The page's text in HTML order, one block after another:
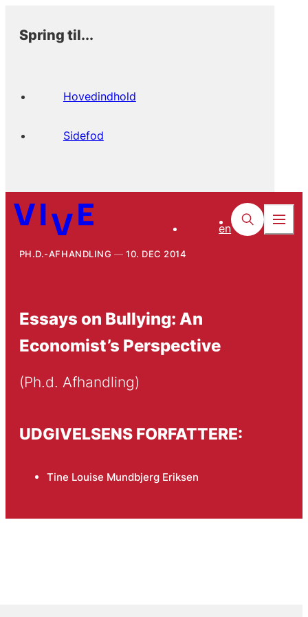
Spring til...
Hovedindhold
Sidefod
en
PH.D.-AFHANDLING 10. DEC 2014
Essays on Bullying: An
Economist’s Perspective
(Ph.d. Afhandling)
UDGIVELSENS FORFATTERE:
Tine Louise Mundbjerg Eriksen